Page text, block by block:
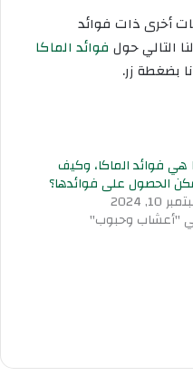
أخرى ذات فوائد
التالي حول فوائد الماكا
بضغطة زر.
هي فوائد الماكا، وكيف
الحصول على فوائدها؟
10, 2024
"أعشاب وحبوب"